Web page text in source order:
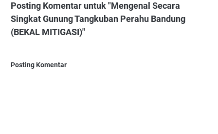
Posting Komentar untuk "Mengenal Secara
Singkat Gunung Tangkuban Perahu Bandung
(BEKAL MITIGASI)"
Posting Komentar